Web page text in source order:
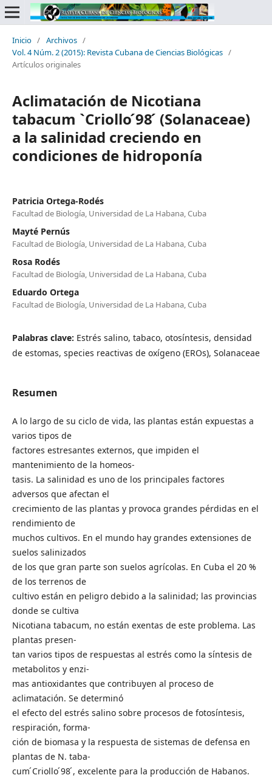
Inicio / Archivos /
Vol. 4 Núm. 2 (2015): Revista Cubana de Ciencias Biológicas /
Artículos originales
Aclimatación de Nicotiana
tabacum `Criollo ́98 ́ (Solanaceae)
a la salinidad creciendo en
condiciones de hidroponía
Patricia Ortega-Rodés
Facultad de Biología, Universidad de La Habana, Cuba
Mayté Pernús
Facultad de Biología, Universidad de La Habana, Cuba
Rosa Rodés
Facultad de Biología, Universidad de La Habana, Cuba
Eduardo Ortega
Facultad de Biología, Universidad de La Habana, Cuba
Palabras clave: Estrés salino, tabaco, otosíntesis, densidad
de estomas, species reactivas de oxígeno (EROs), Solanaceae
Resumen
A lo largo de su ciclo de vida, las plantas están expuestas a
varios tipos de
factores estresantes externos, que impiden el
mantenimiento de la homeos-
tasis. La salinidad es uno de los principales factores
adversos que afectan el
crecimiento de las plantas y provoca grandes pérdidas en el
rendimiento de
muchos cultivos. En el mundo hay grandes extensiones de
suelos salinizados
de los que gran parte son suelos agrícolas. En Cuba el 20 %
de los terrenos de
cultivo están en peligro debido a la salinidad; las provincias
donde se cultiva
Nicotiana tabacum, no están exentas de este problema. Las
plantas presen-
tan varios tipos de respuestas al estrés como la síntesis de
metabolitos y enzi-
mas antioxidantes que contribuyen al proceso de
aclimatación. Se determinó
el efecto del estrés salino sobre procesos de fotosíntesis,
respiración, forma-
ción de biomasa y la respuesta de sistemas de defensa en
plantas de N. taba-
cum ́Criollo ́98 ́, excelente para la producción de Habanos.